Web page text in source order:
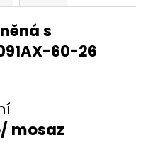
s
60-26
mosaz